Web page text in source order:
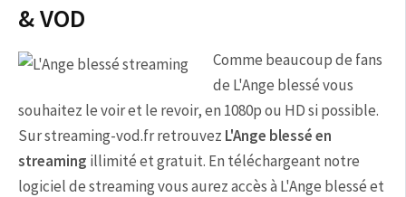
& VOD
Comme beaucoup de fans
de L'Ange blessé vous
souhaitez le voir et le revoir, en 1080p ou HD si possible.
Sur streaming-vod.fr retrouvez L'Ange blessé en
streaming illimité et gratuit. En téléchargeant notre
logiciel de streaming vous aurez accès à L'Ange blessé et